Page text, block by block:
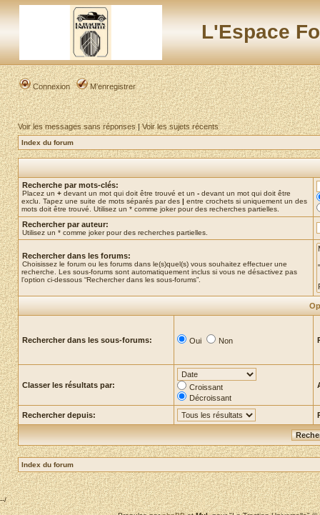
L'Espace
Connexion M’enregistrer
Voir les messages sans réponses|Voir les sujets récents
Index du forum
Recherche par mots-clés:
Placez un + devant un mot qui doit être trouvé et un - devant un mot qui doit être
exclu. Tapez une suite de mots séparés par des | entre crochets si uniquement un des
mots doit être trouvé. Utilisez un * comme joker pour des recherches partielles.
Rechercher par auteur:
Utilisez un * comme joker pour des recherches partielles.
Rechercher dans les forums:
Choisissez le forum ou les forums dans le(s)quel(s) vous souhaitez effectuer une
recherche. Les sous-forums sont automatiquement inclus si vous ne désactivez pas
l’option ci-dessous “Rechercher dans les sous-forums”.
Rechercher dans les sous-forums: Oui Non
Classer les résultats par:
Croissant
Décroissant
Rechercher depuis:
Index du forum
--/